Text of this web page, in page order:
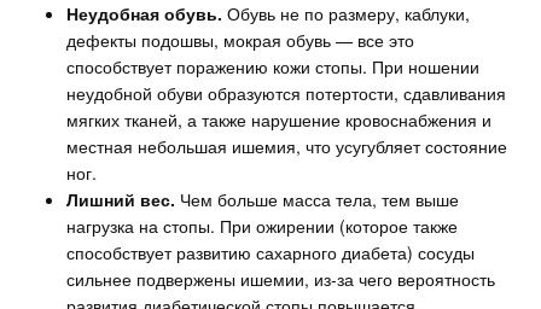
Неудобная обувь. Обувь не по размеру, каблуки,
дефекты подошвы, мокрая обувь — все это
способствует поражению кожи стопы. При ношении
неудобной обуви образуются потертости, сдавливания
мягких тканей, а также нарушение кровоснабжения и
местная небольшая ишемия, что усугубляет состояние
ног.
Лишний вес. Чем больше масса тела, тем выше
нагрузка на стопы. При ожирении (которое также
способствует развитию сахарного диабета) сосуды
сильнее подвержены ишемии, из-за чего вероятность